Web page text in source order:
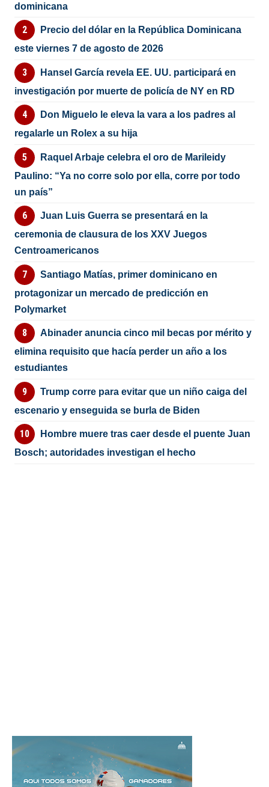
dominicana
Precio del dólar en la República Dominicana
este viernes 7 de agosto de 2026
Hansel García revela EE. UU. participará en
investigación por muerte de policía de NY en RD
Don Miguelo le eleva la vara a los padres al
regalarle un Rolex a su hija
Raquel Arbaje celebra el oro de Marileidy
Paulino: “Ya no corre solo por ella, corre por todo
un país”
Juan Luis Guerra se presentará en la
ceremonia de clausura de los XXV Juegos
Centroamericanos
Santiago Matías, primer dominicano en
protagonizar un mercado de predicción en
Polymarket
Abinader anuncia cinco mil becas por mérito y
elimina requisito que hacía perder un año a los
estudiantes
Trump corre para evitar que un niño caiga del
escenario y enseguida se burla de Biden
Hombre muere tras caer desde el puente Juan
Bosch; autoridades investigan el hecho